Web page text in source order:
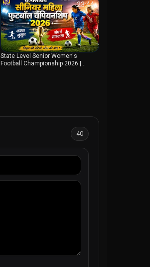
23:44
State Level Senior Women's
Football Championship 2026 |
40